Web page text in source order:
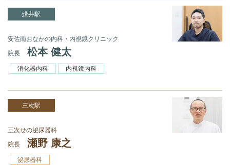
緑井駅
安佐南おなかの内科・内視鏡クリニック
院長
松本 健太
消化器内科 内視鏡内科
三次駅
三次せの泌尿器科
院長
瀬野 康之
泌尿器科